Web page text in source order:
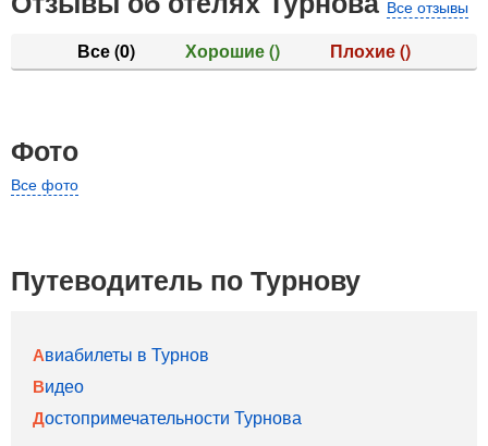
Все отзывы
Все(0) Хорошие() Плохие()
Фото
Все фото
Путеводитель по Турнову
Авиабилеты в Турнов
Видео
Достопримечательности Турнова